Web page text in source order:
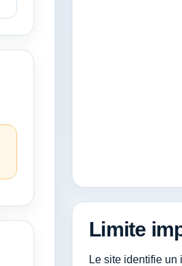
Limite
Le site identifie un